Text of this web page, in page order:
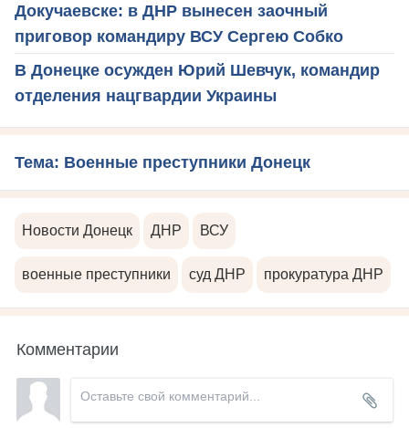
Докучаевске: в ДНР вынесен заочный
приговор командиру ВСУ Сергею Собко
В Донецке осужден Юрий Шевчук, командир
отделения нацгвардии Украины
Тема: Военные преступники Донецк
Новости Донецк ДНР ВСУ
военные преступники суд ДНР прокуратура ДНР
Комментарии